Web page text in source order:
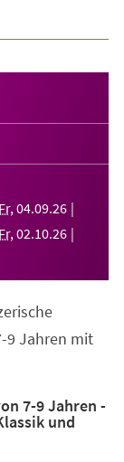
Fr, 04.09.26
Fr, 02.10.26
9 Jahren mit
7-9 Jahren -
und